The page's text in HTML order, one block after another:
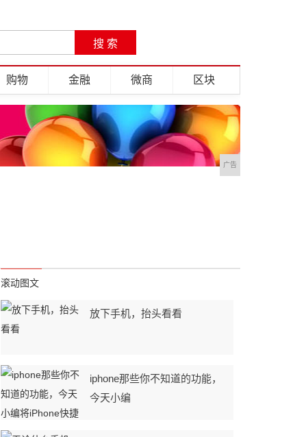
购物 金融 微商 区块
广告
滚动图文
放下手机，抬头看看
iphone那些你不知道的功能，
今天小编